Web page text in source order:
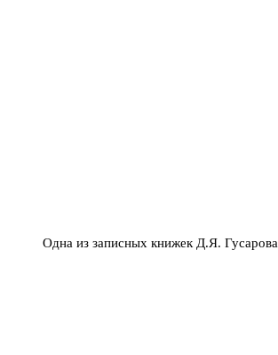
Одна из записных книжек Д.Я. Гусарова